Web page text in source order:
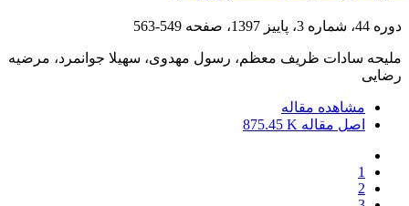
دوره 44، شماره 3، پاییز 1397، صفحه 549-563
ملیحه سادات ظریف معظم، رسول مهدوی، سهیلا جوانمرد، مرضیه
رضایی
مشاهده مقاله
اصل مقاله 875.45 K
1
2